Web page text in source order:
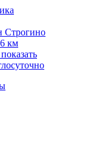
Строгино
км